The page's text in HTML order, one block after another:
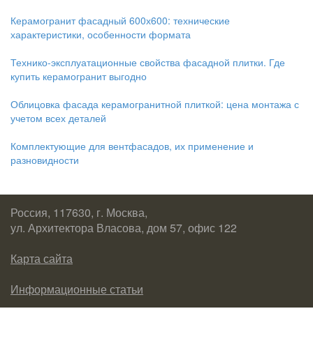
Керамогранит фасадный 600х600: технические
характеристики, особенности формата
Технико-эксплуатационные свойства фасадной плитки. Где
купить керамогранит выгодно
Облицовка фасада керамогранитной плиткой: цена монтажа с
учетом всех деталей
Комплектующие для вентфасадов, их применение и
разновидности
Россия, 117630, г. Москва,
ул. Архитектора Власова, дом 57, офис 122
Карта сайта
Информационные статьи